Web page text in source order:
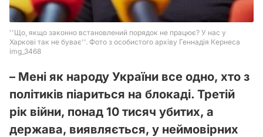
– Мені як народу України все одно, хто з
політиків піариться на блокаді. Третій
рік війни, понад 10 тисяч убитих, а
держава, виявляється, у неймовірних